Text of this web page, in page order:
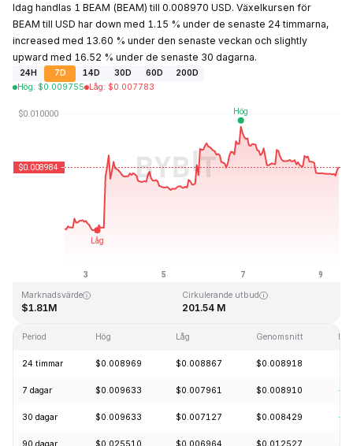
Idag handlas 1 BEAM (BEAM) till 0.008970 USD. Växelkursen för
BEAM till USD har down med 1.15 % under de senaste 24 timmarna,
increased med 13.60 % under den senaste veckan och slightly
upward med 16.52 % under de senaste 30 dagarna.
24H 7D 14D 30D 60D
200D
Hög: $0.009755 Låg: $0.007783
Senast uppdaterad: 2026-08-09, 10:29 GMT+0
Marknadsvärde
$1.81M
Cirkulerande utbud
201.54 M
Period Hög Låg Genomsnitt
24 timmar $0.008969 $0.008867 $0.008918 -
7 dagar $0.009633 $0.007961 $0.008910
30 dagar $0.009633 $0.007127 $0.008429
90 dagar $0.025510 $0.006964 $0.012527 -